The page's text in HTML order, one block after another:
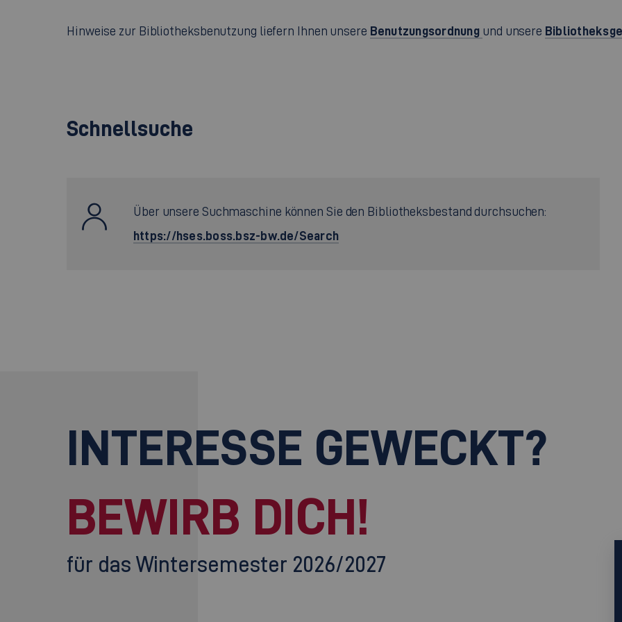
Hinweise zur Bibliotheksbenutzung liefern Ihnen unsere Benutzungsordnung und unsere
Schnellsuche
Über unsere Suchmaschine können Sie den Bibliotheksbestand durchsuchen:
https://hses.boss.bsz-bw.de/Search
INTERESSE GEWECKT?
BEWIRB DICH!
für das Wintersemester 2026/2027